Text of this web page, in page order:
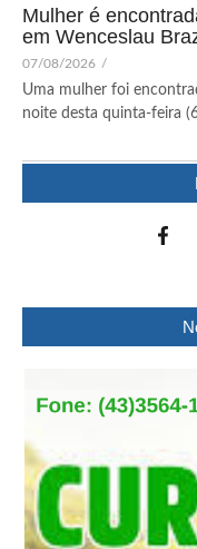
Mulher é
em Wenceslau
07/08/2026 /
Uma mulher foi
noite desta quinta-feira